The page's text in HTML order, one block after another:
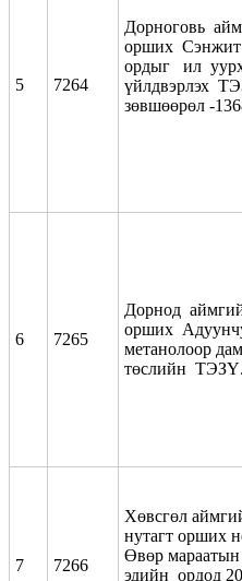
5 7264
Дорноговь
орших Сэнжит
ордыг ил
үйлдвэрлэх
зөвшөөрөл -
6 7265
Дорнод
орших
метанолоор
төслийн ТЭЗҮ.
7 7266
Хөвсгөл
нутагт орших
Өвөр
эдийн ордод